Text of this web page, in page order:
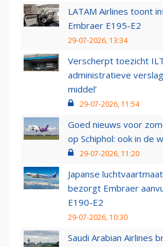
LATAM Airlines toont
Embraer E195-E2
29-07-2026, 13:34
Verscherpt toezicht
administratieve
middel’
29-07-2026, 11:54
Goed nieuws voor
op Schiphol: ook in de
29-07-2026, 11:20
Japanse
bezorgt Embraer
E190-E2
29-07-2026, 10:30
Saudi Arabian Airlines